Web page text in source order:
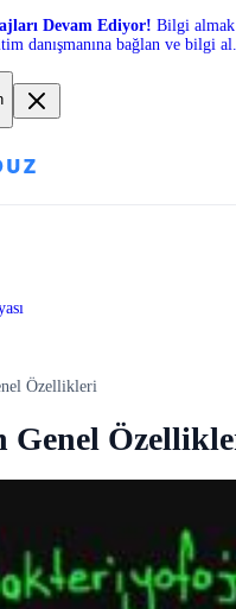
Devam Ediyor! Bilgi almak
danışmanına bağlan ve bilgi al.
Özellikleri
Genel